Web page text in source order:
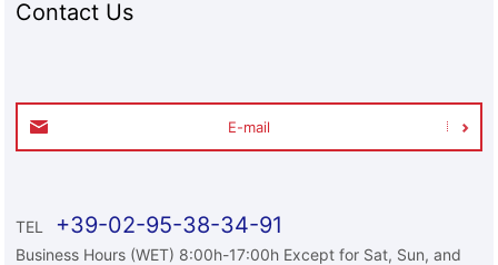
Contact Us
E-mail
TEL +39-02-95-38-34-91
Business Hours (WET) 8:00h-17:00h Except for Sat, Sun, and